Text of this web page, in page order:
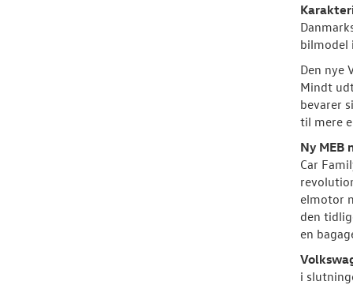
bilmodel
Den nye
Mindt
bevarer
til mere
Ny
Car
elmotor
den
en
i